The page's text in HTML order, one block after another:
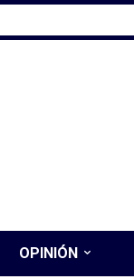
OPINIÓN